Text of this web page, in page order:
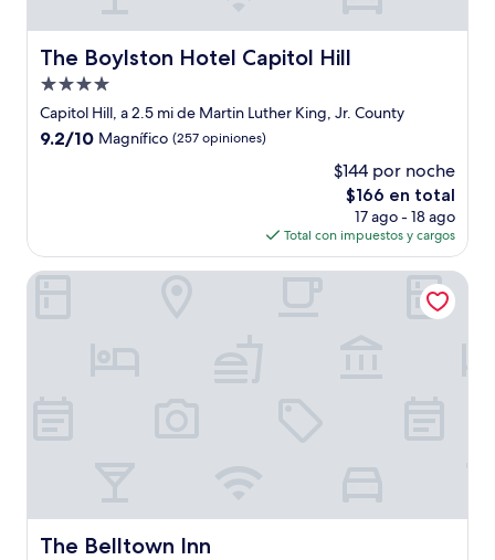
The Boylston Hotel Capitol Hill
The Boylston Hotel Capitol Hill
Propiedad
de
4.0
Capitol Hill, a 2.5 mi de Martin Luther King, Jr. County
9.2
9.2/10 Magnífico (257 opiniones)
$144 por noche
El
precio
actual
es
de
$166 en total
17 ago - 18 ago
Total con impuestos y cargos
The Belltown Inn
The Belltown Inn
The Belltown Inn